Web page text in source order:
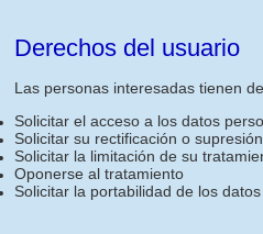
Derechos del usuario
Las personas interesadas tienen
Solicitar el acceso a los datos
Solicitar su rectificación o supresión
Solicitar la limitación de su
Oponerse al tratamiento
Solicitar la portabilidad de los datos